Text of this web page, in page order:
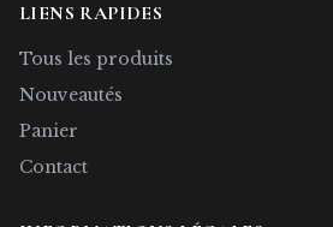
LIENS RAPIDES
Tous les produits
Nouveautés
Panier
Contact